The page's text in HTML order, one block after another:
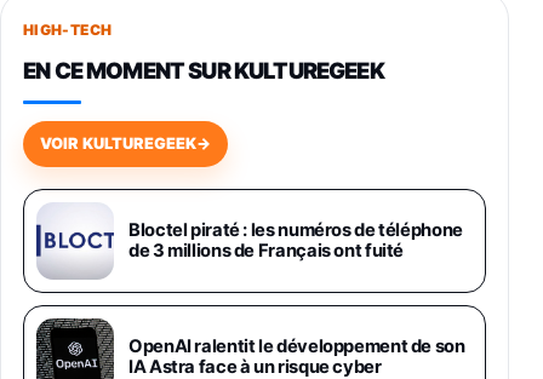
749,99€
648,63€834,71€
Samsung Galaxy Miracle Ultra, Smartphone
Android 5G avec Galaxy AI, 512 Go,
Chargeur Secteur Rapide 25W Inclus,
Smartphone déverrouillé, Noir, Version FR
1019€
Galaxy S26 Ultra 512 Go Bleu
1019€1399€Fnac (Vendeur Tiers)
HIGH-TECH
EN CE MOMENT SUR KULTUREGEEK
VOIR KULTUREGEEK→
Bloctel piraté : les numéros de téléphone
de 3 millions de Français ont fuité
OpenAI ralentit le développement de son
IA Astra face à un risque cyber